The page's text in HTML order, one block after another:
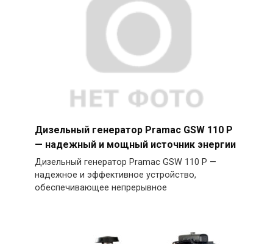
Дизельный генератор Pramac GSW 110 P
— надежный и мощный источник энергии
Дизельный генератор Pramac GSW 110 P —
надежное и эффективное устройство,
обеспечивающее непрерывное